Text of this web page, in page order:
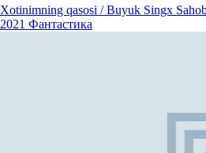
Xotinimning qasosi / Buyuk Singx
2021 Фантастика